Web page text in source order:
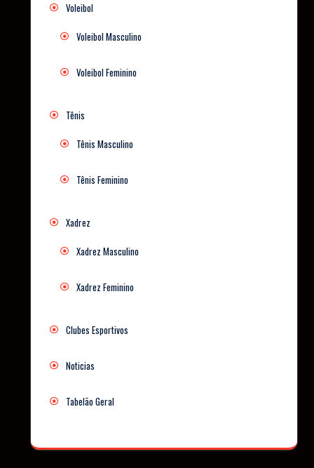
Voleibol
Voleibol Masculino
Voleibol Feminino
Tênis
Tênis Masculino
Tênis Feminino
Xadrez
Xadrez Masculino
Xadrez Feminino
Clubes Esportivos
Noticias
Tabelão Geral